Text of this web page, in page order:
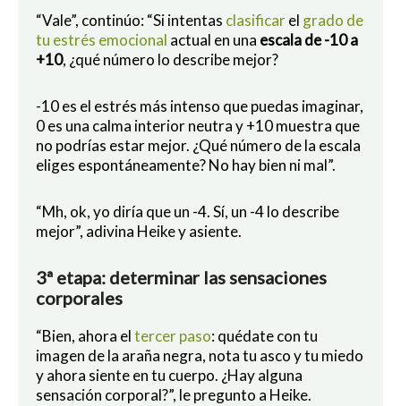
“Vale”, continúo: “Si intentas clasificarel grado de
tu estrés emocional actual en una escala de -10 a
+10, ¿qué número lo describe mejor?
-10 es el estrés más intenso que puedas imaginar,
0 es una calma interior neutra y +10 muestra que
no podrías estar mejor. ¿Qué número de la escala
eliges espontáneamente? No hay bien ni mal”.
“Mh, ok, yo diría que un -4. Sí, un -4 lo describe
mejor”, adivina Heike y asiente.
3ª etapa: determinar las sensaciones
corporales
“Bien, ahora eltercer paso: quédate con tu
imagen de la araña negra, nota tu asco y tu miedo
y ahora siente en tu cuerpo. ¿Hay alguna
sensación corporal?”, le pregunto a Heike.